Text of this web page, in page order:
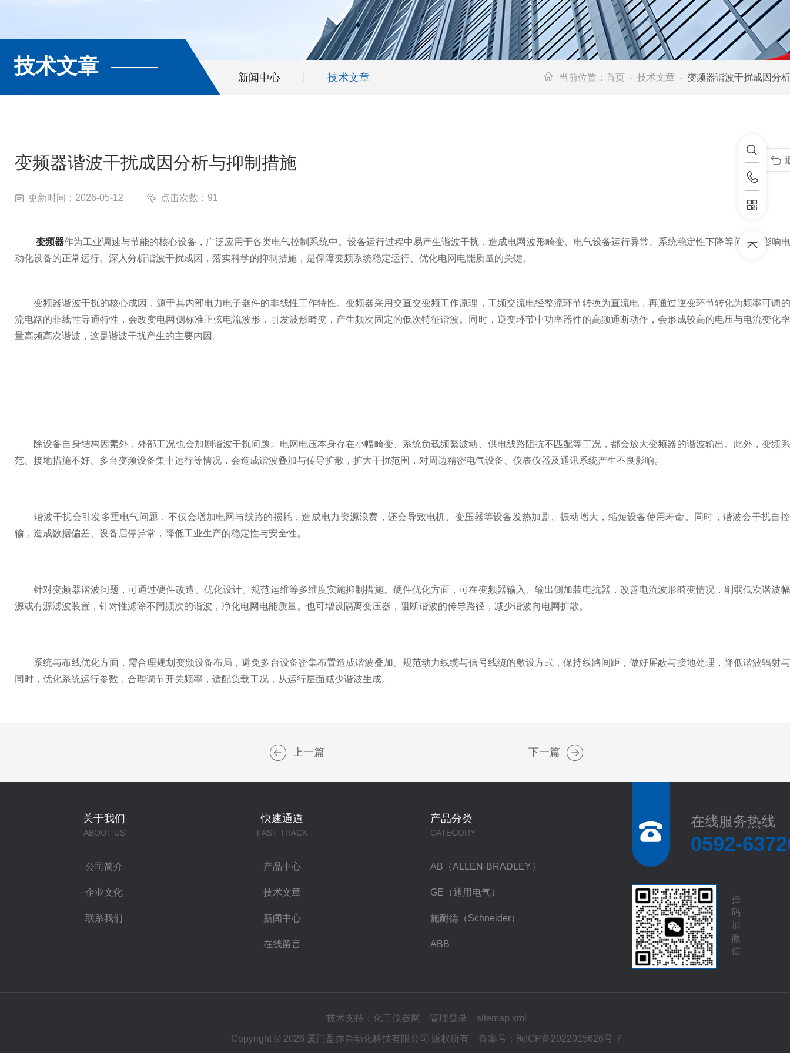
技术文章 新闻中心 技术文章 当前位置： 首页 - 技术文章 - 变频器谐波干扰成因分
变频器谐波干扰成因分析与抑制措施
更新时间：2026-05-12 点击次数：91
变频器作为工业调速与节能的核心设备，广泛应用于各类电气控制系统中。设备运行过程中易产生谐波干扰，造成电网波形畸变、电气设备运行异常、系统稳定性下降等问题，影响
动化设备的正常运行。深入分析谐波干扰成因，落实科学的抑制措施，是保障变频系统稳定运行、优化电网电能质量的关键。
变频器谐波干扰的核心成因，源于其内部电力电子器件的非线性工作特性。变频器采用交直交变频工作原理，工频交流电经整流环节转换为直流电，再通过逆变环节转化为频率可调
流电路的非线性导通特性，会改变电网侧标准正弦电流波形，引发波形畸变，产生频次固定的低次特征谐波。同时，逆变环节中功率器件的高频通断动作，会形成较高的电压与电流变化
量高频高次谐波，这是谐波干扰产生的主要内因。
除设备自身结构因素外，外部工况也会加剧谐波干扰问题。电网电压本身存在小幅畸变、系统负载频繁波动、供电线路阻抗不匹配等工况，都会放大变频器的谐波输出。此外，变频
范、接地措施不好、多台变频设备集中运行等情况，会造成谐波叠加与传导扩散，扩大干扰范围，对周边精密电气设备、仪表仪器及通讯系统产生不良影响。
谐波干扰会引发多重电气问题，不仅会增加电网与线路的损耗，造成电力资源浪费，还会导致电机、变压器等设备发热加剧、振动增大，缩短设备使用寿命。同时，谐波会干扰自
输，造成数据偏差、设备启停异常，降低工业生产的稳定性与安全性。
针对变频器谐波问题，可通过硬件改造、优化设计、规范运维等多维度实施抑制措施。硬件优化方面，可在变频器输入、输出侧加装电抗器，改善电流波形畸变情况，削弱低次谐波
源或有源滤波装置，针对性滤除不同频次的谐波，净化电网电能质量。也可增设隔离变压器，阻断谐波的传导路径，减少谐波向电网扩散。
系统与布线优化方面，需合理规划变频设备布局，避免多台设备密集布置造成谐波叠加。规范动力线缆与信号线缆的敷设方式，保持线路间距，做好屏蔽与接地处理，降低谐波辐射
同时，优化系统运行参数，合理调节开关频率，适配负载工况，从运行层面减少谐波生成。
上一篇 下一篇
关于我们
ABOUT US
公司简介
企业文化
联系我们
快速通道
FAST TRACK
产品中心
技术文章
新闻中心
在线留言
产品分类
CATEGORY
AB（ALLEN-BRADLEY）
GE（通用电气）
施耐德（Schneider）
ABB
在线服务热线
0592-
扫
码
加
微
信
技术支持： 化工仪器网 管理登录 sitemap.xml
Copyright © 2026 厦门盈亦自动化科技有限公司 版权所有 备案号： 闽ICP备2022015626号-7